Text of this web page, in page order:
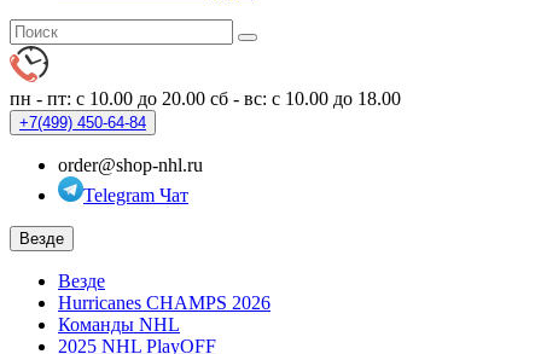
пн - пт: с 10.00 до 20.00 сб - вс: с 10.00 до 18.00
+7(499) 450-64-84
order@shop-nhl.ru
Telegram Чат
Везде
Везде
Hurricanes CHAMPS 2026
Команды NHL
2025 NHL PlayOFF